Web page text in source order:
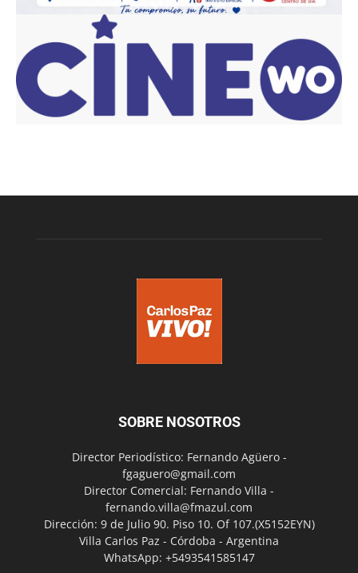
SOBRE NOSOTROS
Director Periodístico: Fernando Agüero -
fgaguero@gmail.com
Director Comercial: Fernando Villa -
fernando.villa@fmazul.com
Dirección: 9 de Julio 90. Piso 10. Of 107.(X5152EYN)
Villa Carlos Paz - Córdoba - Argentina
WhatsApp: +5493541585147